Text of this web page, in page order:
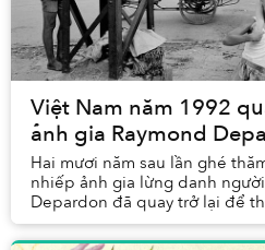
Việt Nam năm 1992
ảnh gia Raymond
Hai mươi năm sau lần ghé
nhiếp ảnh gia lừng danh
Depardon đã quay trở lại để
ruổi dọc chiều dài đất nước